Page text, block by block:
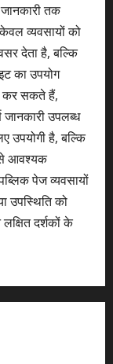
तक
व्यवसायों को
देता है, बल्कि
का उपयोग
कर सकते हैं,
उपलब्ध
उपयोगी है, बल्कि
से आवश्यक
पेज व्यवसायों
उपस्थिति को
दर्शकों के